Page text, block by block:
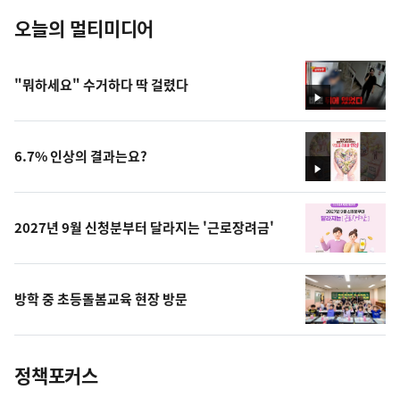
오늘의 멀티미디어
영
상
"뭐하세요" 수거하다 딱 걸렸다
영
상
6.7% 인상의 결과는요?
2027년 9월 신청분부터 달라지는 '근로장려금'
방학 중 초등돌봄교육 현장 방문
정책포커스